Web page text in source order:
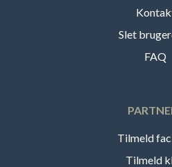
Slet
FAQ
Tilmeld
Tilmeld